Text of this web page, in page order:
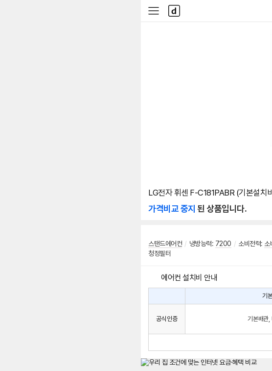
사
이
다
나
와
LG전자 휘센 F-C181PABR (기본설치
가격비교 중지 된 상품입니다.
스탠드에어컨 / 냉방능력: 7200 / 소비전력: 소
청정필터
에어컨 설치비 안내
구
시
생
컨
설
기
공식인증 기본배관,